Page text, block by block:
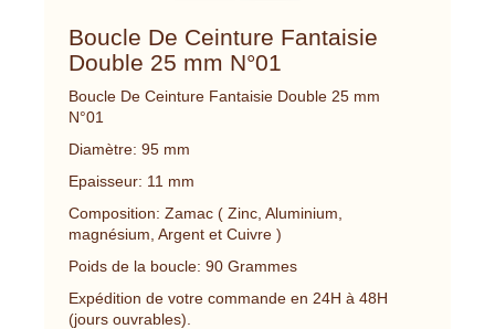
Boucle De Ceinture Fantaisie
Double 25 mm N°01
Boucle De Ceinture Fantaisie Double 25 mm
N°01
Diamètre: 95 mm
Epaisseur: 11 mm
Composition: Zamac ( Zinc, Aluminium,
magnésium, Argent et Cuivre )
Poids de la boucle: 90 Grammes
Expédition de votre commande en 24H à 48H
(jours ouvrables).